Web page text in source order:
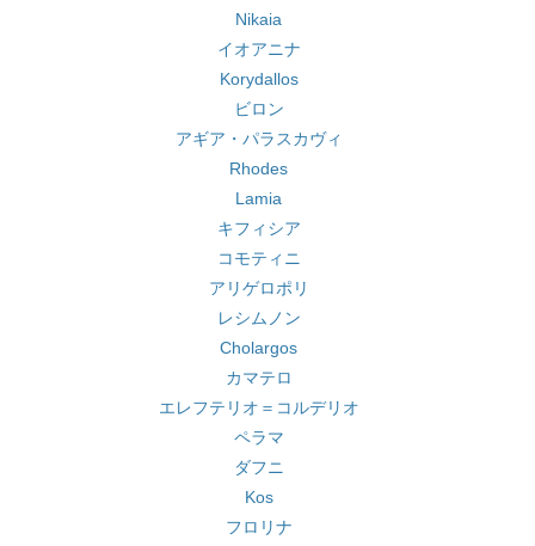
Nikaia
イオアニナ
Korydallos
ビロン
アギア・パラスカヴィ
Rhodes
Lamia
キフィシア
コモティニ
アリゲロポリ
レシムノン
Cholargos
カマテロ
エレフテリオ＝コルデリオ
ペラマ
ダフニ
Kos
フロリナ